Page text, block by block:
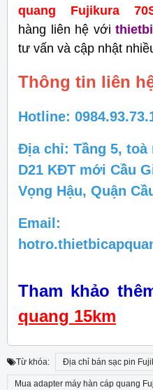
quang Fujikura
hàng liên hệ với
tư vấn và cập nhật
Thông tin liên
Hotline:
Địa chỉ: Tầng 5, toà
D21 KĐT mới Cầu
Vọng Hậu, Quận
Email:
Tham khảo
quang 15km
Từ khóa: Địa chỉ bán sạc pin
Mua adapter máy hàn cáp quang